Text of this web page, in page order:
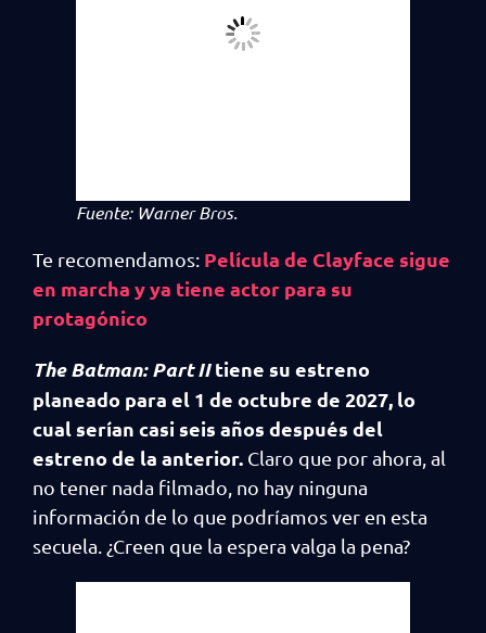
Fuente: Warner Bros.
Te recomendamos: Película de Clayface sigue
en marcha y ya tiene actor para su
protagónico
The Batman: Part IItiene su estreno
planeado para el 1 de octubre de 2027, lo
cual serían casi seis años después del
estreno de la anterior. Claro que por ahora, al
no tener nada filmado, no hay ninguna
información de lo que podríamos ver en esta
secuela. ¿Creen que la espera valga la pena?